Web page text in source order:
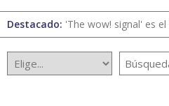
Destacado: 'The wow! signal' es